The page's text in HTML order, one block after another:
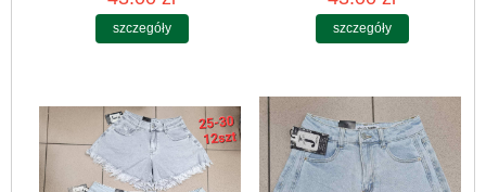
szczegóły szczegóły